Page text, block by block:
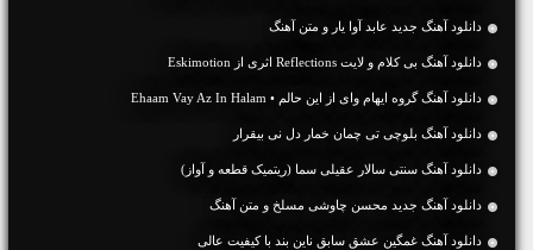
دانلود آهنگ جديد عابد آوا یار و متن آهنگ
دانلود آهنگ بی کلام و لایت Reflections اثری از Eskimotion
دانلود آهنگ گروه ایهام وای از این حالم • Ehaam Vay Az In Halam
دانلود آهنگ بلوچی تی چمان خمار دل نی بیقرار
دانلود آهنگ سنتی سالار عقیلی سما (ریتمیک قطعه و آواز)
دانلود آهنگ جديد محسن چاوشی مسلخ و متن آهنگ
دانلود آهنگ غمگین عشق سابق ناین بند با کیفیت عالی